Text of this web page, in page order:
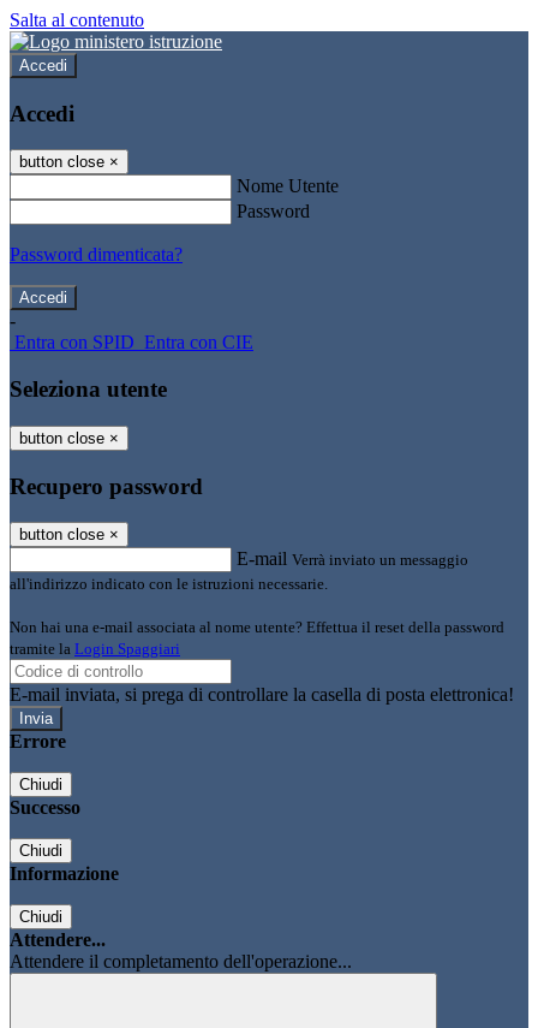
Salta al contenuto
Accedi
Accedi
button close ×
Nome Utente
Password
Password dimenticata?
-
Entra con SPID Entra con CIE
Seleziona utente
button close ×
Recupero password
button close ×
E-mail Verrà inviato un messaggio
all'indirizzo indicato con le istruzioni necessarie.
Non hai una e-mail associata al nome utente? Effettua il reset della password
tramite la Login Spaggiari
E-mail inviata, si prega di controllare la casella di posta elettronica!
Errore
Chiudi
Successo
Chiudi
Informazione
Chiudi
Attendere...
Attendere il completamento dell'operazione...